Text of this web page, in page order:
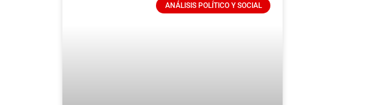
ANÁLISIS POLÍTICO Y SOCIAL